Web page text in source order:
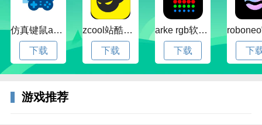
全离不开它！我最喜欢的阿迪达斯Utraboost系列就可
以在手机App上购买，省得跑到店里找来找去，用支付
宝或者微信支付都能付款，甚至还可以货到付款，服务
真是非常贴心了，经常买阿迪的产品还可以加入adiclub
会员，非常实用的阿迪产品购物手机端了！
同步官网，adidas官网有什么商品这里都有；
仿真键鼠app官方版下载v1.4.3.58 安卓最新版
下载
zcool站酷官方版下载v5.15.0 安卓最新版本
下载
arke rgb软件下载v20.0 安卓版
下载 下
游戏推荐